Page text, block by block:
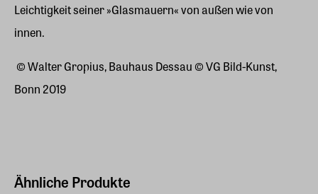
Leichtigkeit seiner »Glasmauern« von außen wie von
innen.
© Walter Gropius, Bauhaus Dessau © VG Bild-Kunst,
Bonn 2019
Ähnliche Produkte